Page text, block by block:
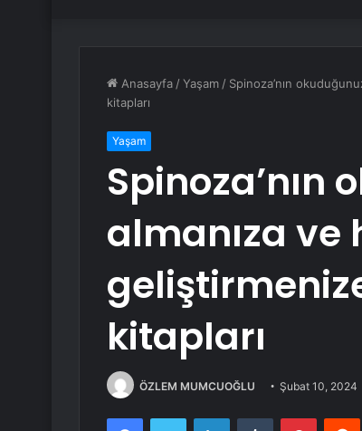
Anasayfa /Yaşam / Spinoza’nın
kitapları
Yaşam
almanıza ve
kitapları
ÖZLEM MUMCUOĞLU Şubat 10, 2024
FacebookTwitter LinkedInTumblr Pinterest